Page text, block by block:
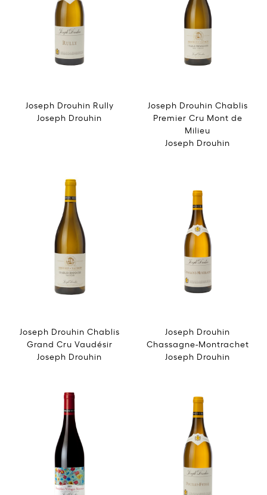
Joseph Drouhin Rully
Joseph Drouhin
Joseph Drouhin Chablis
Premier Cru Mont de
Milieu
Joseph Drouhin
Joseph Drouhin Chablis
Grand Cru Vaudésir
Joseph Drouhin
Joseph Drouhin
Chassagne-Montrachet
Joseph Drouhin